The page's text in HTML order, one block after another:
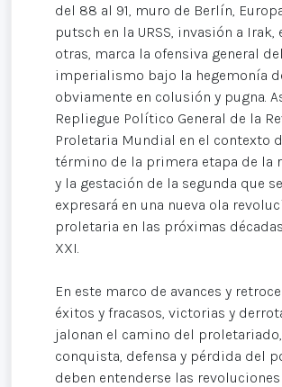
del 88 al 91, muro de Berlín,
putsch en la URSS, invasión a Irak,
otras, marca la ofensiva general del
imperialismo bajo la hegemonía de
obviamente en colusión y pugna.
Repliegue Político General de la
Proletaria Mundial en el contexto
término de la primera etapa de la
y la gestación de la segunda que se
expresará en una nueva ola
proletaria en las próximas
XXI.
En este marco de avances y
éxitos y fracasos, victorias y
jalonan el camino del
conquista, defensa y pérdida del
deben entenderse las revoluciones